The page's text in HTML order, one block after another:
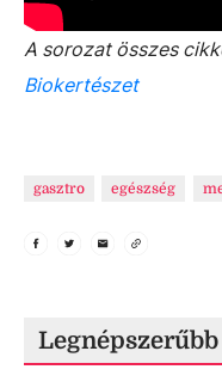
A sorozat összes
Biokertészet
gasztro egészség
Legnépszerűbb